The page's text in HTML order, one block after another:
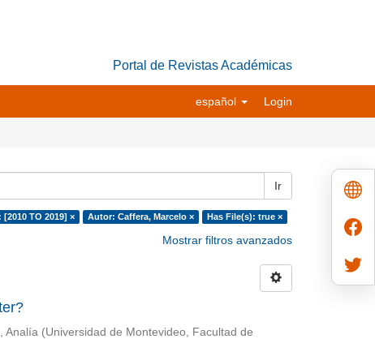
Portal de Revistas Académicas
español Login
Ir
[2010 TO 2019] × Autor: Caffera, Marcelo × Has File(s): true ×
Mostrar filtros avanzados
Analía (Universidad de Montevideo, Facultad de